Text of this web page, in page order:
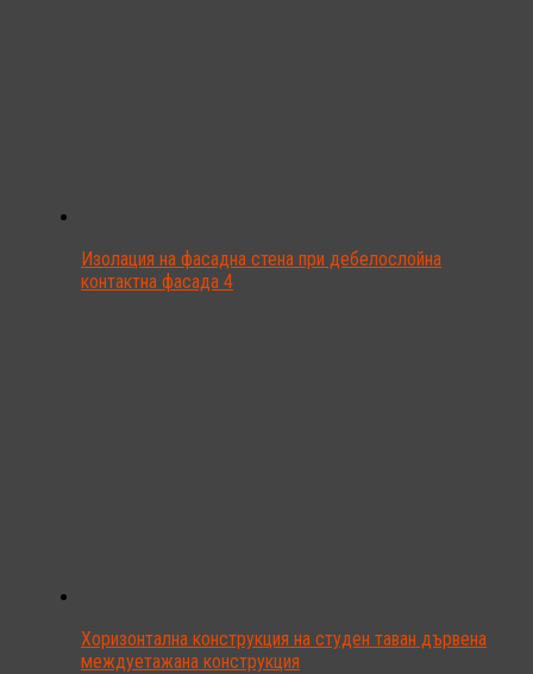
Изолация на фасадна стена при дебелослойна
контактна фасада 4
Хоризонтална конструкция на студен таван дървена
междуетажана конструкция